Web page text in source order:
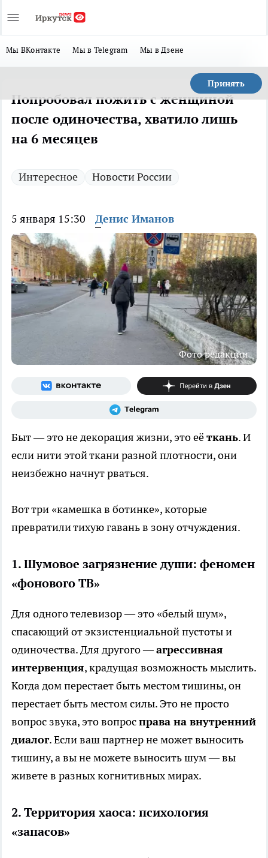
Мы ВКонтакте Мы в Telegram Мы в Дзене
Принять
Попробовал пожить с женщиной
после одиночества, хватило лишь
на 6 месяцев
Интересное Новости России
5 января 15:30 Денис Иманов
Фото редакции
Быт — это не декорация жизни, это еёткань. И
если нити этой ткани разной плотности, они
неизбежно начнут рваться.
Вот три «камешка в ботинке», которые
превратили тихую гавань в зону отчуждения.
1. Шумовое загрязнение души: феномен
«фонового ТВ»
Для одного телевизор — это «белый шум»,
спасающий от экзистенциальной пустоты и
одиночества. Для другого —агрессивная
интервенция, крадущая возможность мыслить.
Когда дом перестает быть местом тишины, он
перестает быть местом силы. Это не просто
вопрос звука, это вопросправа на внутренний
диалог. Если ваш партнер не может выносить
тишину, а вы не можете выносить шум — вы
живете в разных когнитивных мирах.
2. Территория хаоса: психология
«запасов»